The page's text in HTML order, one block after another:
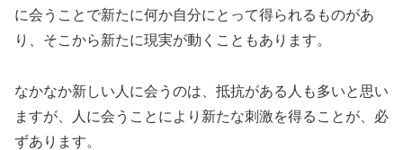
に会うことで新たに何か自分にとって得られるものがあ
り、そこから新たに現実が動くこともあります。
なかなか新しい人に会うのは、抵抗がある人も多いと思い
ますが、人に会うことにより新たな刺激を得ることが、必
ずあります。